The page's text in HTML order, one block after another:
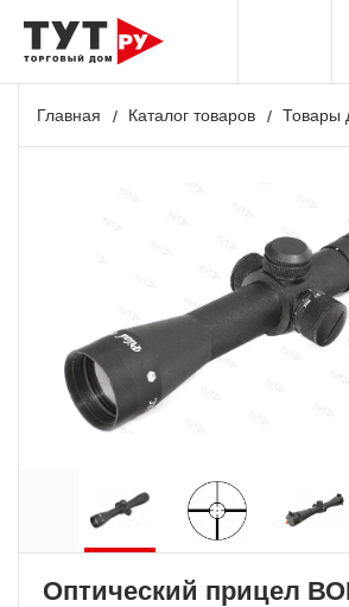
Главная Каталог товаров Товары
Оптический прицел